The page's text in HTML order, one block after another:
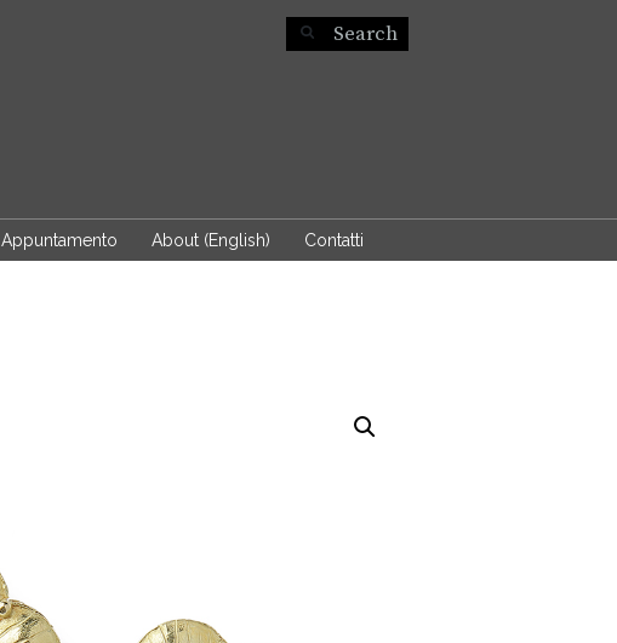
Appuntamento About (English) Contatti